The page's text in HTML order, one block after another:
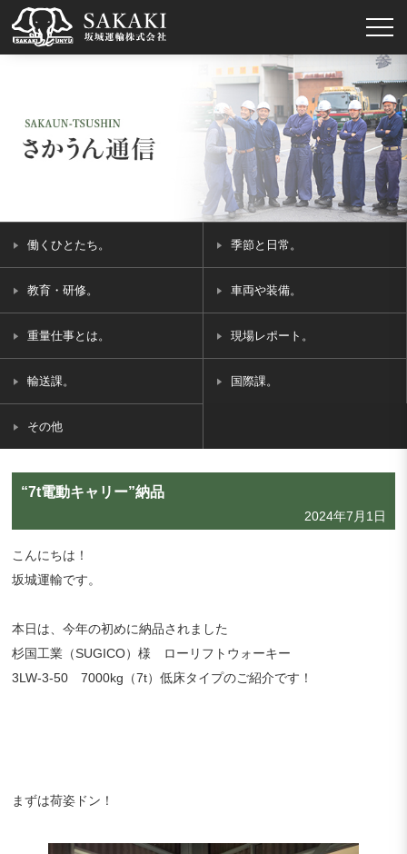
働くひとたち。 季節と日常。
教育・研修。 車両や装備。
重量仕事とは。 現場レポート。
輸送課。 国際課。
その他
“7t電動キャリー”納品
2024年7月1日
こんにちは！
坂城運輸です。
本日は、今年の初めに納品されました
杉国工業（SUGICO）様 ローリフトウォーキー
3LW-3-50 7000kg（7t）低床タイプのご紹介です！
まずは荷姿ドン！